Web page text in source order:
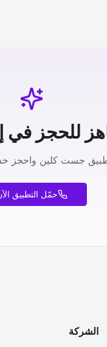
للحجز في
جست كلين واحجز
حمّل التطبيق
الشركة